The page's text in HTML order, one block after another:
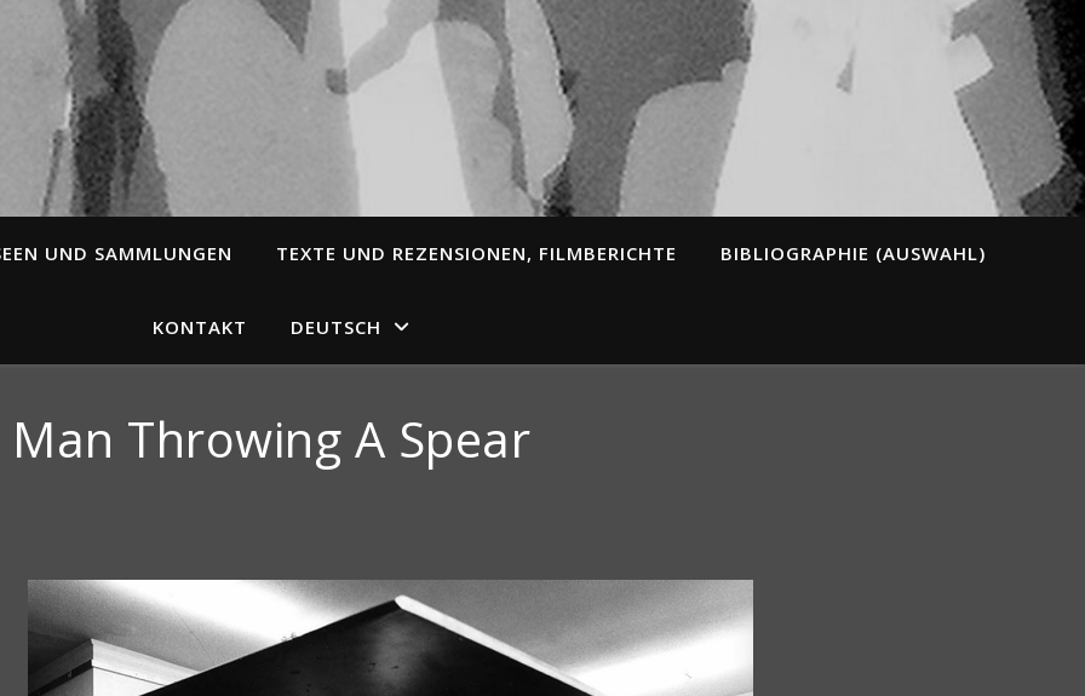
UND SAMMLUNGEN TEXTE UND REZENSIONEN, FILMBERICHTE BIBLIOGRAPHIE (AUSWAHL)
KONTAKT DEUTSCH
Man Throwing A Spear